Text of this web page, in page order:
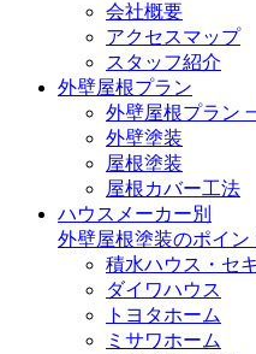
会社概要
アクセスマップ
スタッフ紹介
外壁屋根プラン
外壁屋根プラン
外壁塗装
屋根塗装
屋根カバー工法
ハウスメーカー別
外壁屋根塗装のポイン
積水ハウス・セ
ダイワハウス
トヨタホーム
ミサワホーム